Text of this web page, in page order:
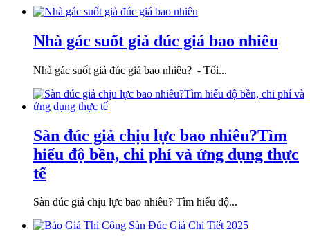
Nhà gác suốt giả đúc giá bao nhiêu
Nhà gác suốt giả đúc giá bao nhiêu? - Tối...
Sàn đúc giả chịu lực bao nhiêu?Tìm
hiểu độ bền, chi phí và ứng dụng thực
tế
Sàn đúc giả chịu lực bao nhiêu? Tìm hiểu độ...